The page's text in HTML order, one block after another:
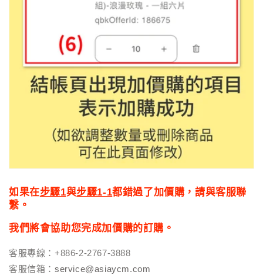
如果在步驟1與步驟1-1都錯過了加價購，請與客服聯
繫。
我們將會協助您完成加價購的訂購。
客服專線：+886-2-2767-3888
客服信箱： service@asiaycm.com